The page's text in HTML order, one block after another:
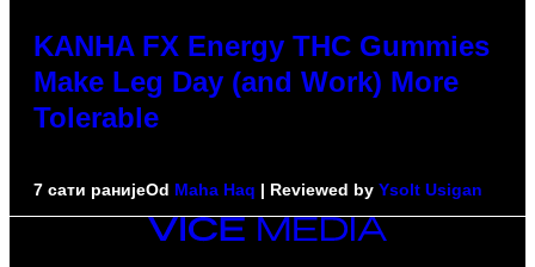
KANHA FX Energy THC Gummies
Make Leg Day (and Work) More
Tolerable
7 сати ранијеOd Maha Haq | Reviewed by Ysolt Usigan
VICE
MEDIA